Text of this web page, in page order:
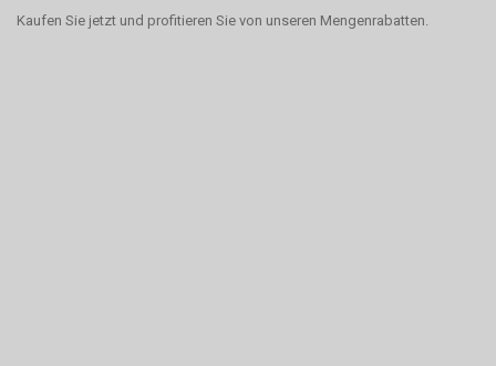
Kaufen Sie jetzt und profitieren Sie von unseren Mengenrabatten.